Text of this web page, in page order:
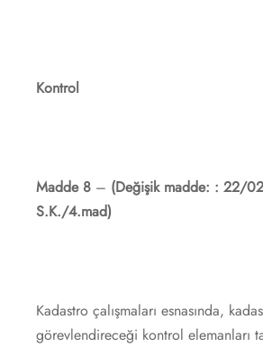
Kontrol
Madde 8 – (Değişik madde: : 22/
S.K./4.mad)
Kadastro çalışmaları esnasında,
görevlendireceği kontrol elemanları